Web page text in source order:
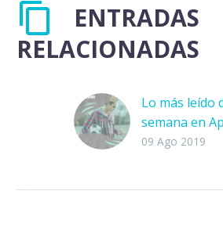
ENTRADAS
RELACIONADAS
Lo más leído
semana en
Rabona
09 Ago 2019